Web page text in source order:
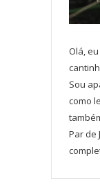
Olá,
Sou
como
Par de